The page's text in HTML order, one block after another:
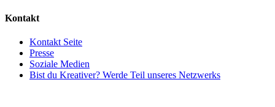
Kontakt
Kontakt Seite
Presse
Soziale Medien
Bist du Kreativer? Werde Teil unseres Netzwerks